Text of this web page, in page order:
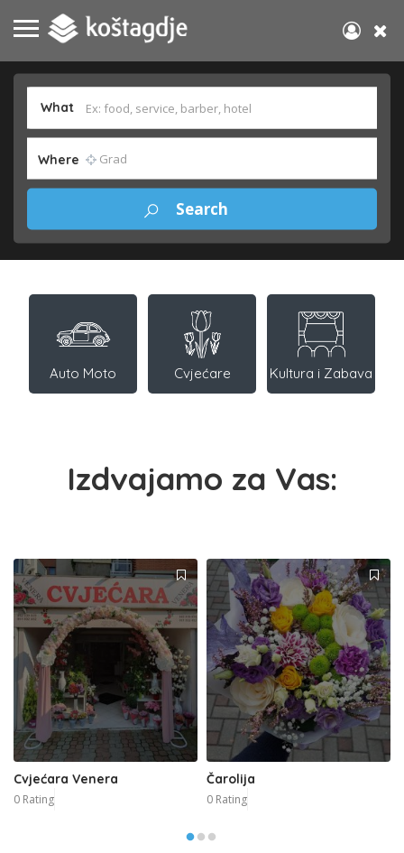
What
Where
Auto Moto Cvjećare Kultura i Zabava
Izdvajamo za Vas:
Cvjećara Venera
0 Rating
Čarolija
0 Rating